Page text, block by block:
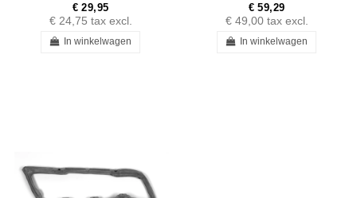
€ 29,95
€ 24,75 tax excl.
In winkelwagen
€ 59,29
€ 49,00 tax excl.
In winkelwagen